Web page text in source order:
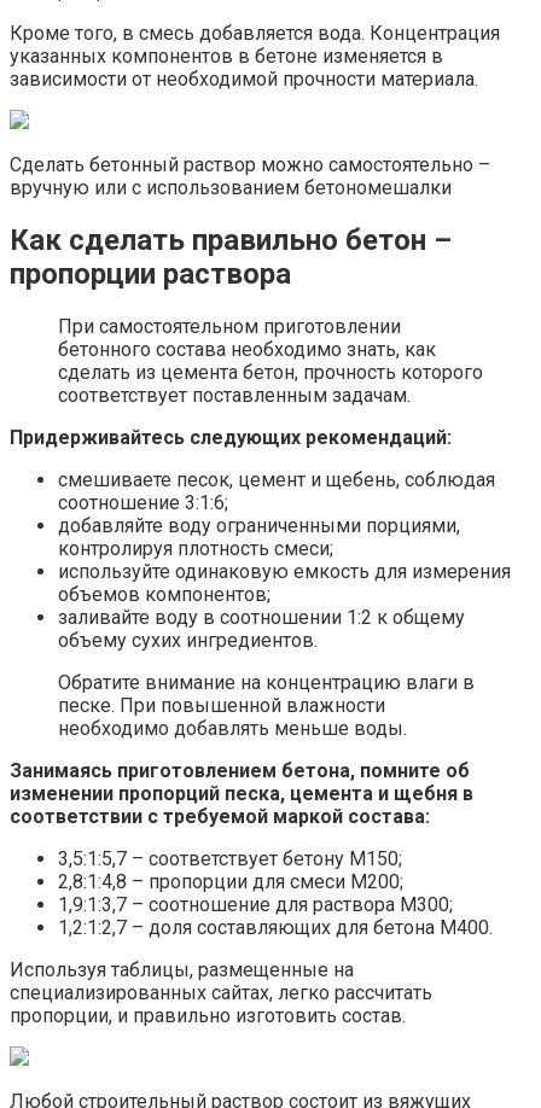
Кроме того, в смесь добавляется вода. Концентрация
указанных компонентов в бетоне изменяется в
зависимости от необходимой прочности материала.
Сделать бетонный раствор можно самостоятельно –
вручную или с использованием бетономешалки
Как сделать правильно бетон –
пропорции раствора
При самостоятельном приготовлении
бетонного состава необходимо знать, как
сделать из цемента бетон, прочность которого
соответствует поставленным задачам.
Придерживайтесь следующих рекомендаций:
смешиваете песок, цемент и щебень, соблюдая
соотношение 3:1:6;
добавляйте воду ограниченными порциями,
контролируя плотность смеси;
используйте одинаковую емкость для измерения
объемов компонентов;
заливайте воду в соотношении 1:2 к общему
объему сухих ингредиентов.
Обратите внимание на концентрацию влаги в
песке. При повышенной влажности
необходимо добавлять меньше воды.
Занимаясь приготовлением бетона, помните об
изменении пропорций песка, цемента и щебня в
соответствии с требуемой маркой состава:
3,5:1:5,7 – соответствует бетону М150;
2,8:1:4,8 – пропорции для смеси М200;
1,9:1:3,7 – соотношение для раствора М300;
1,2:1:2,7 – доля составляющих для бетона М400.
Используя таблицы, размещенные на
специализированных сайтах, легко рассчитать
пропорции, и правильно изготовить состав.
Любой строительный раствор состоит из вяжущих